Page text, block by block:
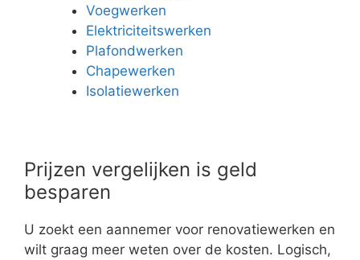
Voegwerken
Elektriciteitswerken
Plafondwerken
Chapewerken
Isolatiewerken
Prijzen vergelijken is geld
besparen
U zoekt een aannemer voor renovatiewerken en
wilt graag meer weten over de kosten. Logisch,